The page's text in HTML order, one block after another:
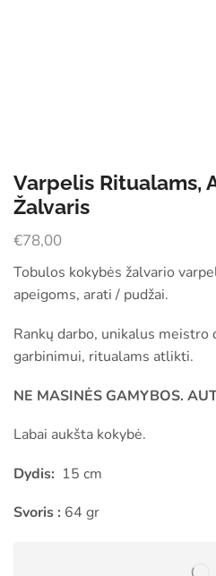
Varpelis Ritualams,
Žalvaris
€78,00
Tobulos kokybės žalvario
apeigoms, arati / pudžai.
Rankų darbo, unikalus meistro
garbinimui, ritualams atlikti.
NE MASINĖS GAMYBOS.
Labai aukšta kokybė.
Dydis: 15 cm
Svoris : 64 gr